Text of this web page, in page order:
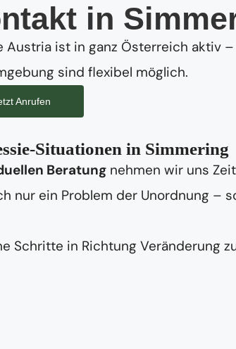
in
Austria ist in ganz Österreich aktiv
sind flexibel möglich.
Anrufen
Situationen in Simmering
Beratung nehmen wir uns
nur ein Problem der Unordnung –
Schritte in Richtung Veränderung